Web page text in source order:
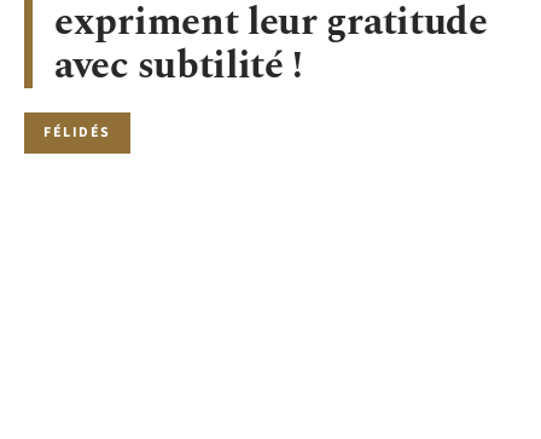
expriment leur gratitude
avec subtilité !
FÉLIDÉS